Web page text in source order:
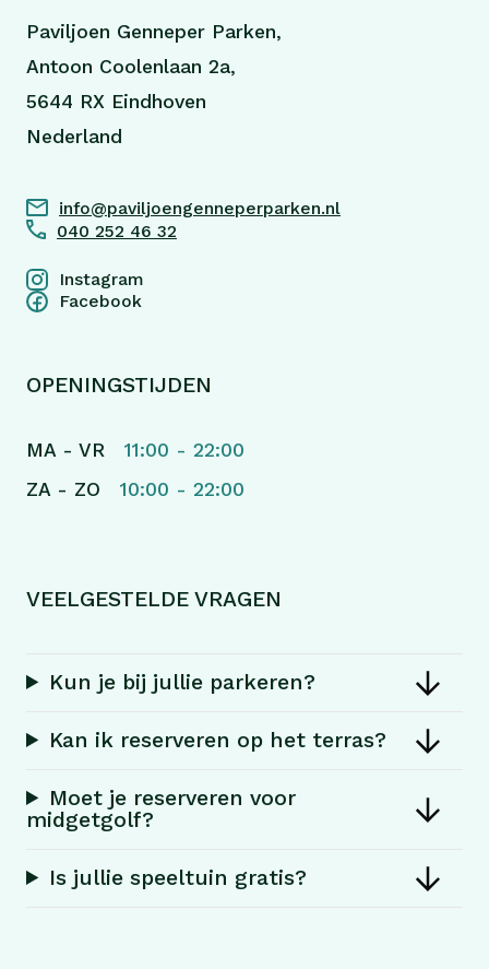
Paviljoen Genneper Parken,
Antoon Coolenlaan 2a,
5644 RX Eindhoven
Nederland
info@paviljoengenneperparken.nl
040 252 46 32
Instagram
Facebook
OPENINGSTIJDEN
MA - VR
11:00 - 22:00
ZA - ZO
10:00 - 22:00
VEELGESTELDE VRAGEN
Kun je bij jullie parkeren?
Kan ik reserveren op het terras?
Moet je reserveren voor
midgetgolf?
Is jullie speeltuin gratis?